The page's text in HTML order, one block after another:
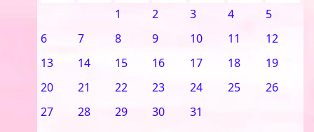
1
2 3 4
5
6
7 8 9 10 11
12
13
14 15 16 17 18
19
20
21 22 23 24 25
26
27
28 29 30 31